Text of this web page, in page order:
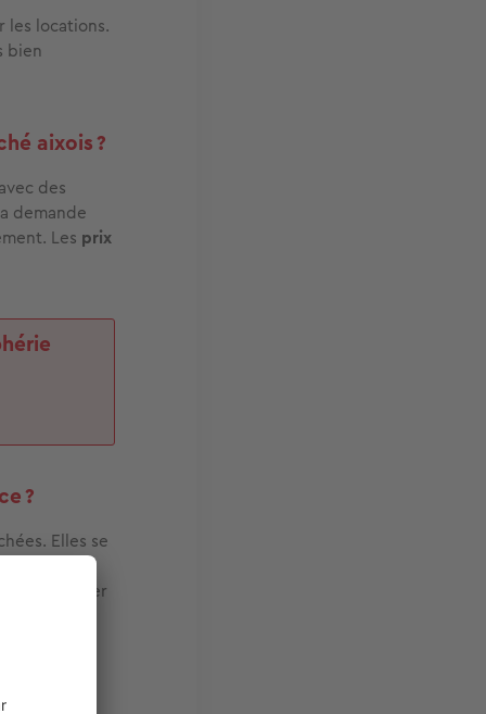
les locations.
bien
aixois ?
avec des
demande
Les prix
?
Elles se
et
du premier